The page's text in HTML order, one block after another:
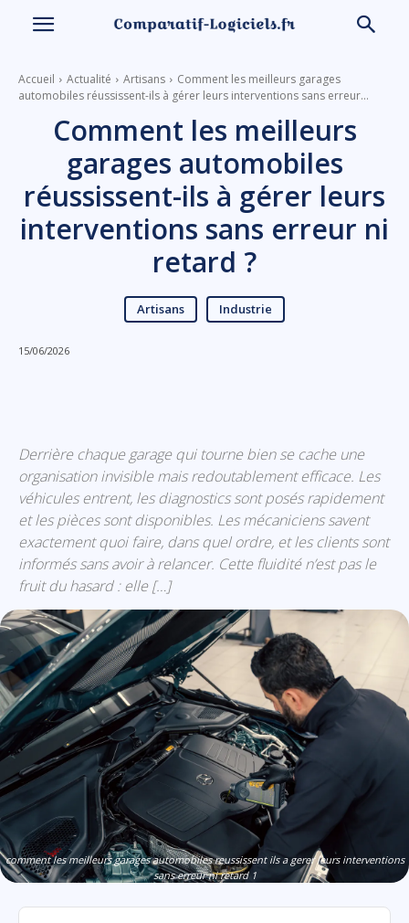
Accueil Actualité Artisans
Comment les meilleurs garages
automobiles réussissent-ils à gérer leurs interventions sans erreur...
Comment les meilleurs
garages automobiles
réussissent-ils à gérer leurs
interventions sans erreur ni
retard ?
Artisans Industrie
15/06/2026
Derrière chaque garage qui tourne bien se cache une
organisation invisible mais redoutablement efficace. Les
véhicules entrent, les diagnostics sont posés rapidement
et les pièces sont disponibles. Les mécaniciens savent
exactement quoi faire, dans quel ordre, et les clients sont
informés sans avoir à relancer. Cette fluidité n’est pas le
fruit du hasard : elle […]
comment les meilleurs garages automobiles reussissent ils a gerer leurs interventions
sans erreur ni retard 1